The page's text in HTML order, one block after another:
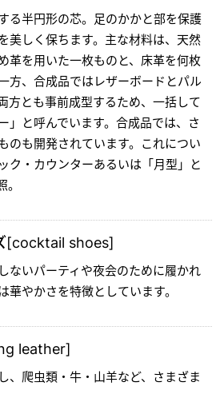
る半円形の芯。足のかかと部を保護
美しく保ちます。主な材料は、天然
革を用いた一枚ものと、床革を何枚
方、合成品ではレザーボードとパル
方とも事前成型するため、一括して
」と呼んでいます。合成品では、さ
のも開発されています。これについ
ク・カウンターあるいは「月型」と
[cocktail shoes]
ないパーティや夜会のために履かれ
華やかさを特徴としています。
leather]
、爬虫類・牛・山羊など、さまざま